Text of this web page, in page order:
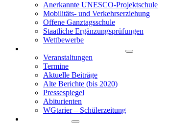
Anerkannte UNESCO-Projektschule
Mobilitäts- und Verkehrserziehung
Offene Ganztagsschule
Staatliche Ergänzungsprüfungen
Wettbewerbe
Veranstaltungen
Termine
Aktuelle Beiträge
Alte Berichte (bis 2020)
Pressespiegel
Abiturienten
WGtarier – Schülerzeitung